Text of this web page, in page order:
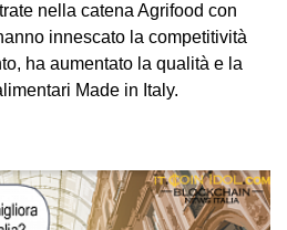
nella catena Agrifood con
innescato la competitività
ha aumentato la qualità e la
Made in Italy.